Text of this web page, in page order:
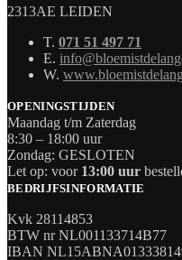
2313AE LEIDEN
T. 071 51 497 71
E.
W.
OPENINGSTIJDEN
Maandag t/m Zaterdag
8:30 – 18:00 uur
Zondag: GESLOTEN
Let op: voor 13:00 uur
BEDRIJFSINFORMATIE
Kvk 28114853
BTW nr NL001133714B77
IBAN